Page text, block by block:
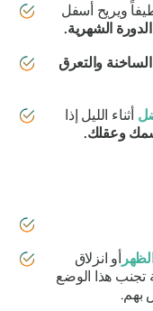
ويريح أسفل
الشهرية.
والتعرق
أثناء الليل إذا
وعقلك.
أو انزلاق
هذا الوضع